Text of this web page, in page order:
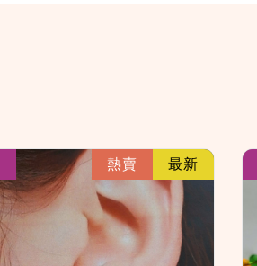
熱賣 最新
link